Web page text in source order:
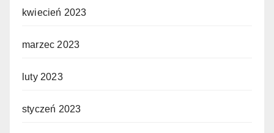
kwiecień 2023
marzec 2023
luty 2023
styczeń 2023